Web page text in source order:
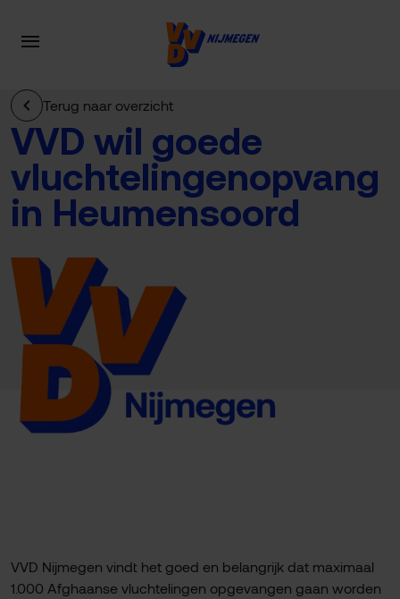
Terug naar overzicht
VVD wil goede
vluchtelingenopvang
in Heumensoord
VVD Nijmegen vindt het goed en belangrijk dat maximaal
1.000 Afghaanse vluchtelingen opgevangen gaan worden